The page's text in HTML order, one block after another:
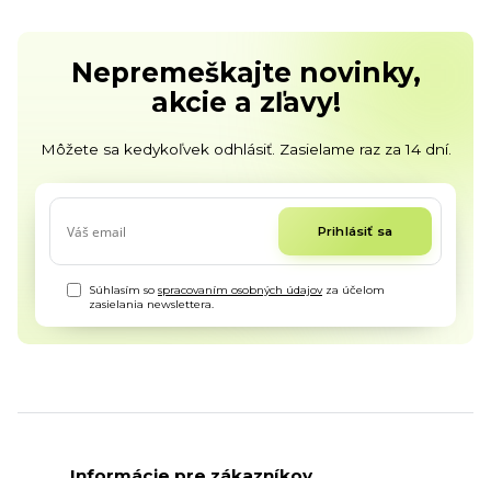
Nepremeškajte novinky,
akcie a zľavy!
Môžete sa kedykoľvek odhlásiť. Zasielame raz za 14 dní.
Prihlásiť sa
Súhlasím sospracovaním osobných údajovza účelom
zasielania newslettera.